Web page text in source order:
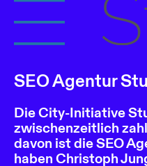
SEO Agentur
Die City-Initiative
zwischenzeitlich
davon ist die SEO
haben Christoph